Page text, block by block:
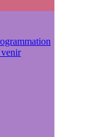
venir